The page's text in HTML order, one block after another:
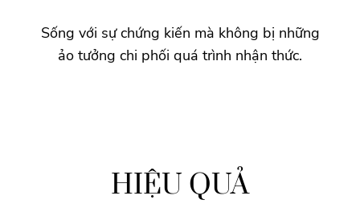
Sống với sự chứng kiến mà không bị những
ảo tưởng chi phối quá trình nhận thức.
HIỆU QUẢ